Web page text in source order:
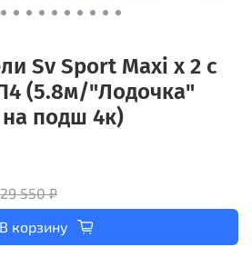
Sv Sport Maxi х 2 с
(5.8м/"Лодочка"
подш 4к)
550 ₽
В корзину